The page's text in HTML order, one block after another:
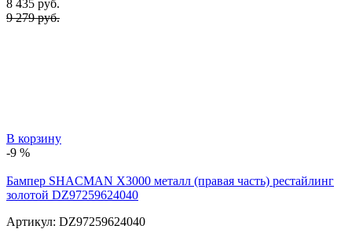
8 435 руб.
9 279 руб.
В корзину
-9 %
Бампер SHACMAN X3000 металл (правая часть) рестайлинг
золотой DZ97259624040
Артикул: DZ97259624040